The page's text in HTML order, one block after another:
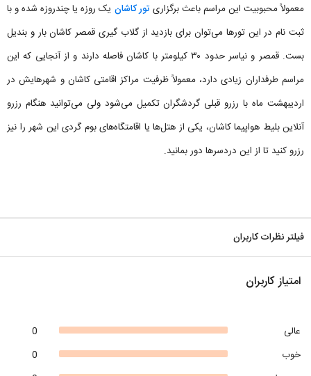
معمولاً محبوبیت این مراسم باعث برگزاریتور کاشان یک روزه یا چندروزه شده و با
ثبت نام در این تورها می‌توان برای بازدید از گلاب گیری قمصر کاشان بار و بندیل
بست. قمصر و نیاسر حدود ۳۰ کیلومتر با کاشان فاصله دارند و از آنجایی که این
مراسم طرفداران زیادی دارد، معمولاً ظرفیت مراکز اقامتی کاشان و شهرهایش در
اردیبهشت ماه با رزرو قبلی گردشگران تکمیل می‌شود ولی می‌توانید هنگام رزرو
آنلاین بلیط هواپیما کاشان، یکی از هتل‌ها یا اقامتگاه‌های بوم گردی این شهر را نیز
رزرو کنید تا از این دردسرها دور بمانید.
فیلتر نظرات کاربران
امتیاز کاربران
0
عالی
0
خوب